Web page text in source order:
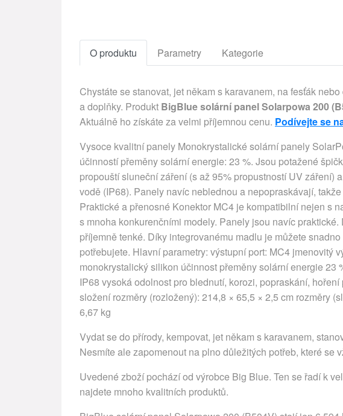
O produktu Parametry Kategorie
Chystáte se stanovat, jet někam s karavanem, na fesťák
a doplňky. Produkt BigBlue solární panel Solarpowa 200
Aktuálně ho získáte za velmi příjemnou cenu. Podívejte se
Vysoce kvalitní panely Monokrystalické solární panely
účinností přeměny solární energie: 23 %. Jsou potažené
propouští sluneční záření (s až 95% propustností UV záření)
vodě (IP68). Panely navíc neblednou a nepopraskávají,
Praktické a přenosné Konektor MC4 je kompatibilní nejen s
s mnoha konkurenčními modely. Panely jsou navíc
příjemně tenké. Díky integrovanému madlu je můžete
potřebujete. Hlavní parametry: výstupní port: MC4 jmenovitý
monokrystalický silikon účinnost přeměny solární energie 23
IP68 vysoká odolnost pro blednutí, korozi, popraskání,
složení rozměry (rozložený): 214,8 × 65,5 × 2,5 cm rozměry
6,67 kg
Vydat se do přírody, kempovat, jet někam s karavanem,
Nesmíte ale zapomenout na plno důležitých potřeb, které se
Uvedené zboží pochází od výrobce Big Blue. Ten se řadí k
najdete mnoho kvalitních produktů.